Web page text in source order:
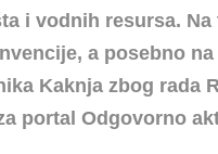
i vodnih resursa.
a posebno
Kaknja zbog rada
portal Odgovorno